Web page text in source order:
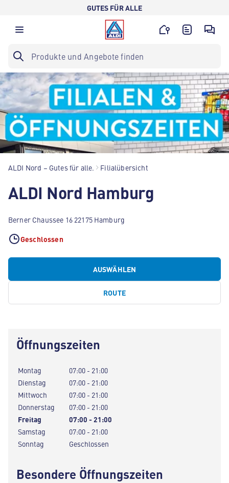
GUTES FÜR ALLE
ALDI Nord – Gutes für alle. Filialübersicht
ALDI Nord Hamburg
Berner Chaussee 16 22175 Hamburg
Geschlossen
AUSWÄHLEN
ROUTE
Öffnungszeiten
Montag
07:00 - 21:00
Dienstag
07:00 - 21:00
Mittwoch
07:00 - 21:00
Donnerstag
07:00 - 21:00
Freitag
07:00 - 21:00
Samstag
07:00 - 21:00
Sonntag
Geschlossen
Besondere Öffnungszeiten